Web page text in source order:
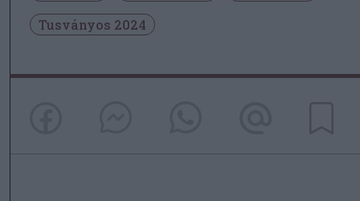
Tusványos 2024